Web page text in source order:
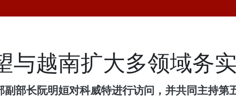
与越南扩大多领域务
副部长阮明姮对科威特进行访问，并共同主持